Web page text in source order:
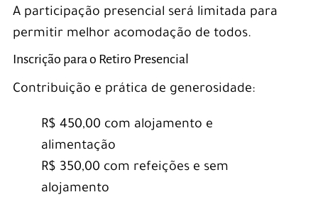
A participação presencial será limitada para
permitir melhor acomodação de todos.
Inscrição para o Retiro Presencial
Contribuição e prática de generosidade:
R$ 450,00 com alojamento e
alimentação
R$ 350,00 com refeições e sem
alojamento